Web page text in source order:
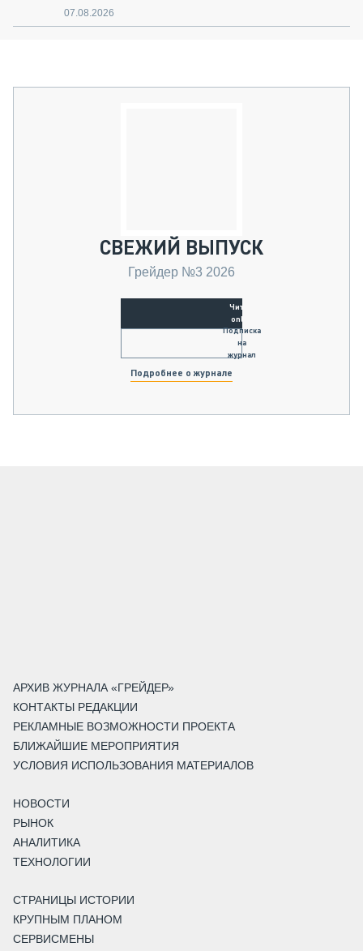
07.08.2026
СВЕЖИЙ ВЫПУСК
Грейдер №3 2026
Читать
online
Подписка
на
журнал
Подробнее о журнале
АРХИВ ЖУРНАЛА «ГРЕЙДЕР»
КОНТАКТЫ РЕДАКЦИИ
РЕКЛАМНЫЕ ВОЗМОЖНОСТИ ПРОЕКТА
БЛИЖАЙШИЕ МЕРОПРИЯТИЯ
УСЛОВИЯ ИСПОЛЬЗОВАНИЯ МАТЕРИАЛОВ
НОВОСТИ
РЫНОК
АНАЛИТИКА
ТЕХНОЛОГИИ
СТРАНИЦЫ ИСТОРИИ
КРУПНЫМ ПЛАНОМ
СЕРВИСМЕНЫ